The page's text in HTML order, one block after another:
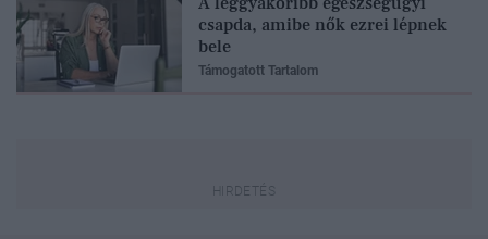
csapda, amibe nők ezrei lépnek
bele
Támogatott Tartalom